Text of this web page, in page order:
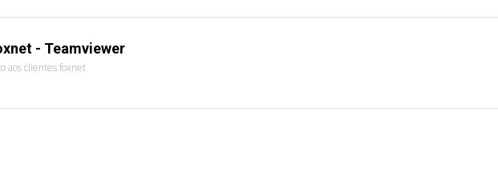
- Teamviewer
aos clientes foxnet